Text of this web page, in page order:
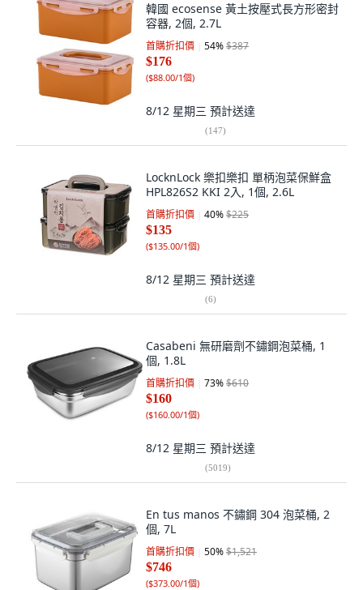
韓國 ecosense 黃土按壓式長方形密封
容器, 2個, 2.7L
首購折扣價 54%$387
$176
($88.00/1個)
8/12 星期三 預計送達
(147)
LocknLock 樂扣樂扣 單柄泡菜保鮮盒
HPL826S2 KKI 2入, 1個, 2.6L
首購折扣價 40%$225
$135
($135.00/1個)
8/12 星期三 預計送達
(6)
Casabeni 無研磨劑不鏽鋼泡菜桶, 1
個, 1.8L
首購折扣價 73%$610
$160
($160.00/1個)
8/12 星期三 預計送達
(5019)
En tus manos 不鏽鋼 304 泡菜桶, 2
個, 7L
首購折扣價 50%$1,521
$746
($373.00/1個)